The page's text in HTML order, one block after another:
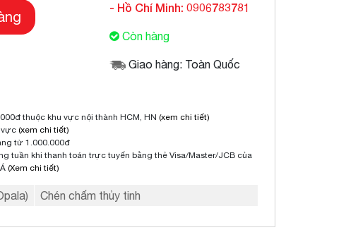
- Hồ Chí Minh: 0906783781
Còn hàng
Giao hàng: Toàn Quốc
thuộc khu vực nội thành HCM, HN (xem chi tiết)
vực (xem chi tiết)
từ 1.000.000đ
tuần khi thanh toán trực tuyến bằng thẻ Visa/Master/JCB của
(Xem chi tiết)
Chén chấm thủy tinh